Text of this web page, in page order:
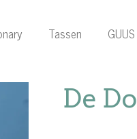
Tassen GUUS
De